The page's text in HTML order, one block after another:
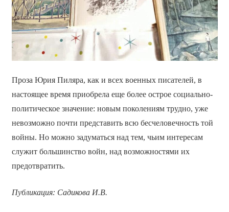
Проза Юрия Пиляра, как и всех военных писателей, в
настоящее время приобрела еще более острое социально-
политическое значение: новым поколениям трудно, уже
невозможно почти представить всю бесчеловечность той
войны. Но можно задуматься над тем, чьим интересам
служит большинство войн, над возможностями их
предотвратить.
Публикация: Садикова И.В.